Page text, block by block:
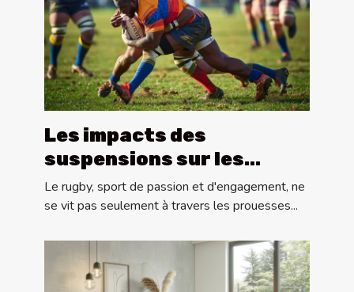
Les impacts des
suspensions sur les
performances des
équipes de rugby
Le rugby, sport de passion et d'engagement, ne
se vit pas seulement à travers les prouesses...